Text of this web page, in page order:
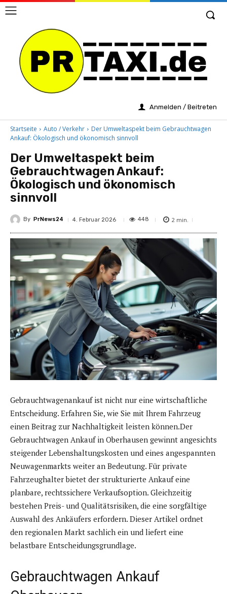
Anmelden / Beitreten
Startseite Auto / Verkehr
Der Umweltaspekt beim Gebrauchtwagen
Ankauf: Ökologisch und ökonomisch sinnvoll
Der Umweltaspekt beim
Gebrauchtwagen Ankauf:
Ökologisch und ökonomisch
sinnvoll
By PrNews24 4. Februar 2026 448 2 min.
Gebrauchtwagenankauf ist nicht nur eine wirtschaftliche
Entscheidung. Erfahren Sie, wie Sie mit Ihrem Fahrzeug
einen Beitrag zur Nachhaltigkeit leisten können.Der
Gebrauchtwagen Ankauf in Oberhausen gewinnt angesichts
steigender Lebenshaltungskosten und eines angespannten
Neuwagenmarkts weiter an Bedeutung. Für private
Fahrzeughalter bietet der strukturierte Ankauf eine
planbare, rechtssichere Verkaufsoption. Gleichzeitig
bestehen Preis- und Qualitätsrisiken, die eine sorgfältige
Auswahl des Ankäufers erfordern. Dieser Artikel ordnet
den regionalen Markt sachlich ein und liefert eine
belastbare Entscheidungsgrundlage.
Gebrauchtwagen Ankauf